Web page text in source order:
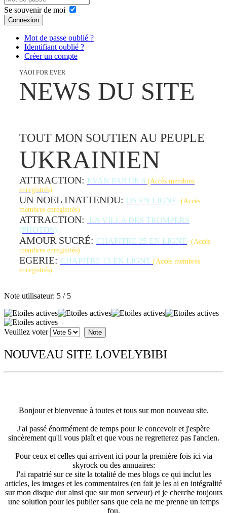
Se souvenir de moi
Connexion
Mot de passe oublié ?
Identifiant oublié ?
Créer un compte
YAOI FOR EVER
NEWS DU SITE
TOUT MON SOUTIEN AU PEUPLE
UKRAINIEN
ATTRACTION: EVAN PARTIE 6 (Accès membres
enregistrés)
UN NOEL INATTENDU: OS EN LIGNE (Accès
membres enregistrés)
ATTRACTION:
LA VILLA DES TRUMPERS
(PHOTOS)
AMOUR SUCRÉ: CHAPITRE 25 EN LIGNE (Accès
membres enregistrés)
EGERIE: CHAPITRE 13 EN LIGNE (Accès membres
enregistrés)
Note utilisateur: 5 / 5
Veuillez voter
NOUVEAU SITE LOVELYBIBI
Bonjour et bienvenue à toutes et tous sur mon nouveau site.
J'ai passé énormément de temps pour le concevoir et j'espère
sincèrement qu'il vous plaît et que vous ne regretterez pas l'ancien.
Pour ceux et celles qui arrivent ici pour la première fois ici via
skyrock ou des annuaires:
J'ai rapatrié sur ce site la totalité de mes blogs ce qui inclut les
articles, les images et les commentaires (en fait je les ai en intégralité
sur mon disque dur ainsi que sur mon serveur) et je cherche toujours
une solution pour les publier sans que cela ne me prenne un temps
fou.